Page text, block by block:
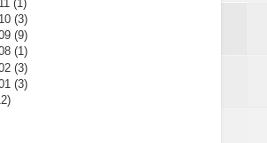
(1)
(3)
(9)
(1)
(3)
(3)